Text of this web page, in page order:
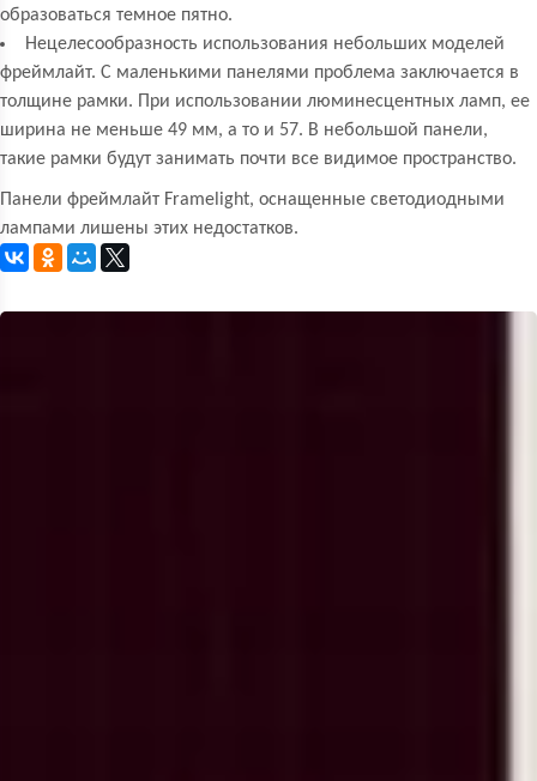
образоваться темное пятно.
Нецелесообразность использования небольших моделей
фреймлайт. С маленькими панелями проблема заключается в
толщине рамки. При использовании люминесцентных ламп, ее
ширина не меньше 49 мм, а то и 57. В небольшой панели,
такие рамки будут занимать почти все видимое пространство.
Панели фреймлайт Framelight, оснащенные светодиодными
лампами лишены этих недостатков.